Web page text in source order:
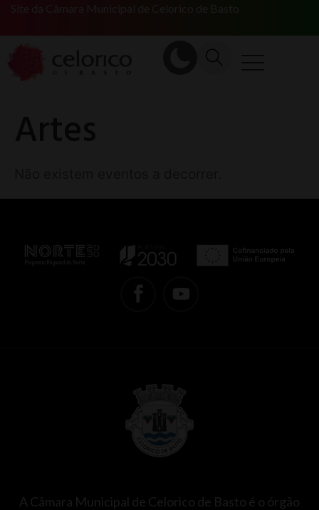
A Câmara Municipal de Celorico de Basto é o órgão